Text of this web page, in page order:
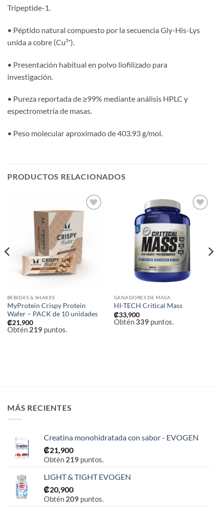
Tripeptide-1.
• Péptido natural compuesto por la secuencia Gly-His-Lys
unida a cobre (Cu²⁺).
• Presentación habitual en polvo liofilizado para
investigación.
• Pureza reportada de ≥99% mediante análisis HPLC y
espectrometría de masas.
• Peso molecular aproximado de 403.93 g/mol.
PRODUCTOS RELACIONADOS
deseos
BEBIDAS & SHAKES
MyProtein Crispy Protein
Wafer – PACK de 10 unidades
₡21,900
Obtén 219puntos.
Añadir
GANADORES DE MASA
HI-TECH Critical Mass
₡33,900
Obtén339puntos.
MÁS RECIENTES
Creatina monohidratada con sabor - EVOGEN
₡21,900
Obtén 219 puntos.
LIGHT & TIGHT EVOGEN
₡20,900
Obtén 209 puntos.